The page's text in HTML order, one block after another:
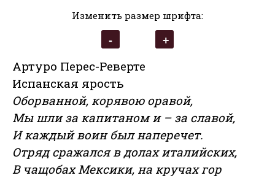
Изменить размер шрифта:
Артуро Перес-Реверте
Испанская ярость
Оборванной, корявою оравой,
Мы шли за капитаном и – за славой,
И каждый воин был наперечет.
Отряд сражался в долах италийских,
В чащобах Мексики, на кручах гор